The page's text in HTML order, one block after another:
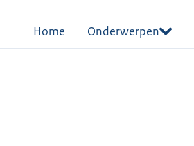
Home Onderwerpen